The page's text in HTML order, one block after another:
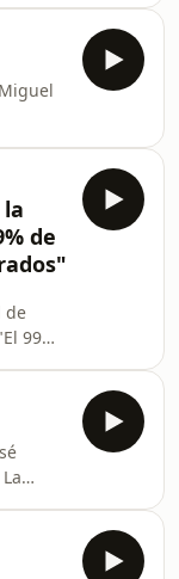
de
de
99%